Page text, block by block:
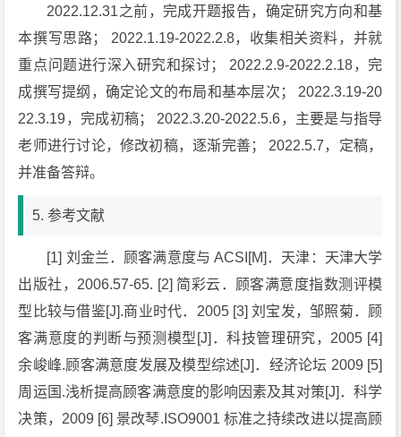
2022.12.31之前，完成开题报告，确定研究方向和基
本撰写思路； 2022.1.19-2022.2.8，收集相关资料，并就
重点问题进行深入研究和探讨； 2022.2.9-2022.2.18，完
成撰写提纲，确定论文的布局和基本层次； 2022.3.19-20
22.3.19，完成初稿； 2022.3.20-2022.5.6，主要是与指导
老师进行讨论，修改初稿，逐渐完善； 2022.5.7，定稿，
并准备答辩。
5. 参考文献
[1] 刘金兰．顾客满意度与 ACSI[M]．天津：天津大学
出版社，2006.57-65. [2] 简彩云．顾客满意度指数测评模
型比较与借鉴[J].商业时代．2005 [3] 刘宝发，邹照菊．顾
客满意度的判断与预测模型[J]．科技管理研究，2005 [4]
余峻峰.顾客满意度发展及模型综述[J]．经济论坛 2009 [5]
周运国.浅析提高顾客满意度的影响因素及其对策[J]．科学
决策，2009 [6] 景改琴.ISO9001 标准之持续改进以提高顾